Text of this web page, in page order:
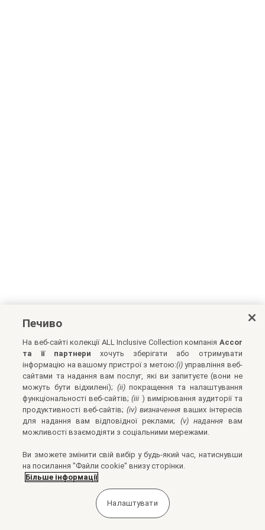
Печиво
На веб-сайті колекції ALL Inclusive Collection компанія Accor
та її партнери хочуть зберігати або отримувати
інформацію на вашому пристрої з метою:(i)управління веб-
сайтами та надання вам послуг, які ви запитуєте (вони не
можуть бути відхилені); (ii)покращення та налаштування
функціональності веб-сайтів;(iii ) вимірювання аудиторії та
продуктивності веб-сайтів;(iv) визначенняваших інтересів
для надання вам відповідної реклами; (v) надання вам
можливості взаємодіяти з соціальними мережами.
Ви зможете змінити свій вибір у будь-який час, натиснувши
на посилання "Файли cookie" внизу сторінки.
Більше інформації
Налаштувати